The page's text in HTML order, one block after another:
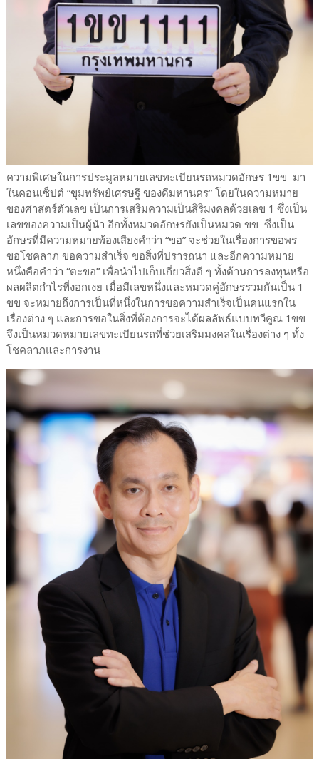
ความพิเศษในการประมูลหมายเลขทะเบียนรถหมวดอักษร 1ขข มา
ในคอนเซ็ปต์ “ขุมทรัพย์เศรษฐี ของดีมหานคร” โดยในความหมาย
ของศาสตร์ตัวเลข เป็นการเสริมความเป็นสิริมงคลด้วยเลข 1 ซึ่งเป็น
เลขของความเป็นผู้นำ อีกทั้งหมวดอักษรยังเป็นหมวด ขข ซึ่งเป็น
อักษรที่มีความหมายพ้องเสียงคำว่า “ขอ” จะช่วยในเรื่องการขอพร
ขอโชคลาภ ขอความสำเร็จ ขอสิ่งที่ปรารถนา และอีกความหมาย
หนึ่งคือคำว่า “ตะขอ” เพื่อนำไปเก็บเกี่ยวสิ่งดี ๆ ทั้งด้านการลงทุนหรือ
ผลผลิตกำไรที่งอกเงย เมื่อมีเลขหนึ่งและหมวดคู่อักษรรวมกันเป็น 1
ขข จะหมายถึงการเป็นที่หนึ่งในการขอความสำเร็จเป็นคนแรกใน
เรื่องต่าง ๆ และการขอในสิ่งที่ต้องการจะได้ผลลัพธ์แบบทวีคูณ 1ขข
จึงเป็นหมวดหมายเลขทะเบียนรถที่ช่วยเสริมมงคลในเรื่องต่าง ๆ ทั้ง
โชคลาภและการงาน